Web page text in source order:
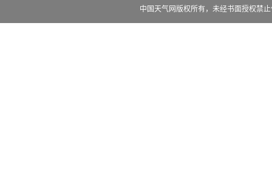
中国天气网版权所有，未经书面授权